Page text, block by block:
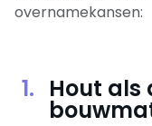
overnamekansen:
Hout als